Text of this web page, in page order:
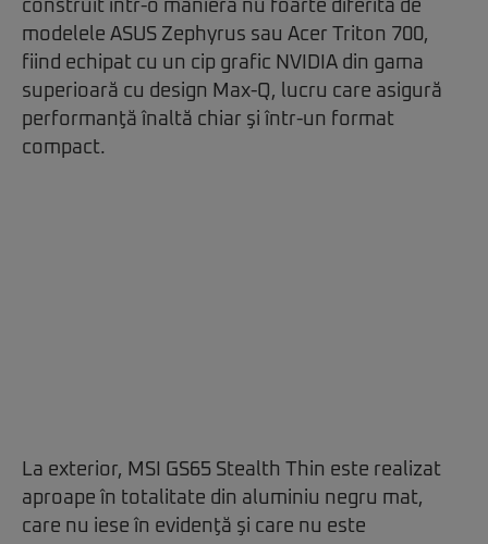
construit într-o manieră nu foarte diferită de
modelele ASUS Zephyrus sau Acer Triton 700,
fiind echipat cu un cip grafic NVIDIA din gama
superioară cu design Max-Q, lucru care asigură
performanţă înaltă chiar şi într-un format
compact.
La exterior, MSI GS65 Stealth Thin este realizat
aproape în totalitate din aluminiu negru mat,
care nu iese în evidenţă şi care nu este